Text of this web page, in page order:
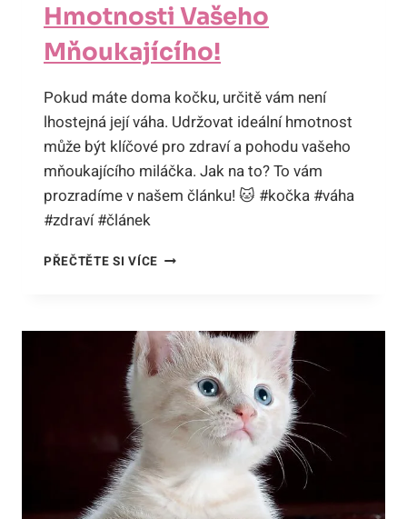
Hmotnosti Vašeho
Mňoukajícího!
Pokud máte doma kočku, určitě vám není
lhostejná její váha. Udržovat ideální hmotnost
může být klíčové pro zdraví a pohodu vašeho
mňoukajícího miláčka. Jak na to? To vám
prozradíme v našem článku! 🐱 #kočka #váha
#zdraví #článek
PŘEČTĚTE SI VÍCEVÁHA
UDRŽENÍ
IDEÁLNÍ
HMOTNOSTI
VAŠEHO
MŇOUKAJÍCÍHO!